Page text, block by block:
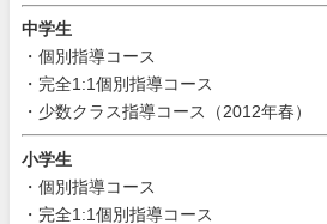
中学生
・個別指導コース
・完全1:1個別指導コース
・少数クラス指導コース（2012年春）
小学生
・個別指導コース
・完全1:1個別指導コース